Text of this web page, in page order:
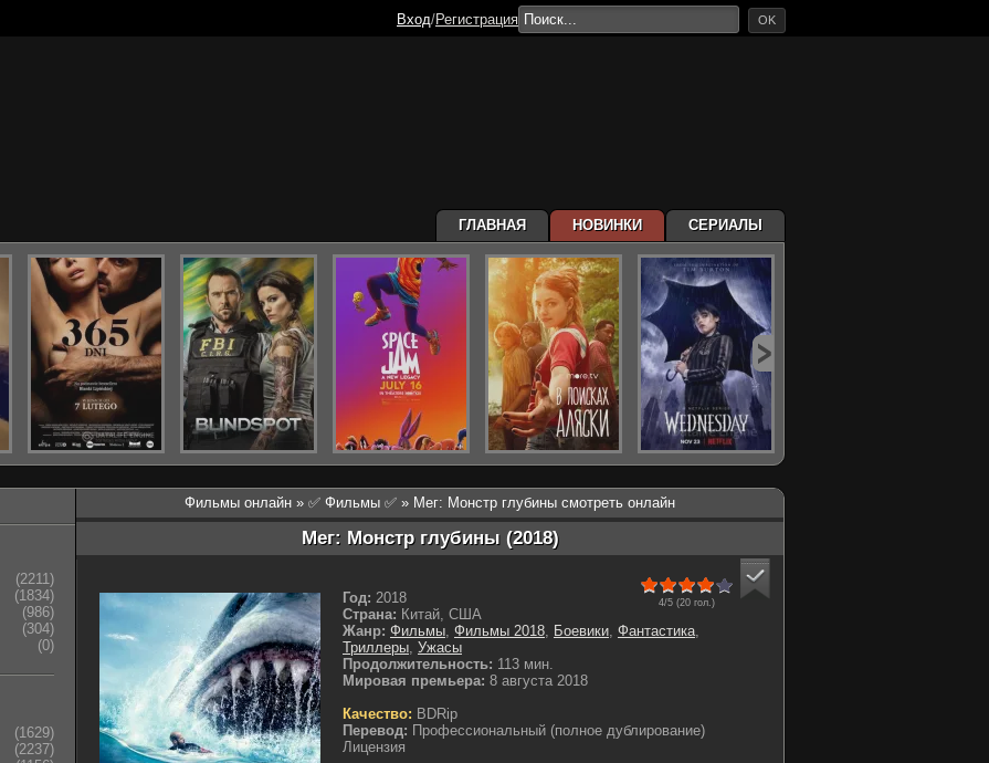
Фильмы онлайн » ✅ Фильмы ✅ » Мег: Монстр глубины смотреть онлайн
Мег: Монстр глубины (2018)
4/5 (20 гол.)
Год: 2018
Страна: Китай, США
Жанр: Фильмы, Фильмы 2018, Боевики, Фантастика,
Триллеры, Ужасы
Продолжительность: 113 мин.
Мировая премьера: 8 августа 2018
Качество: BDRip
Перевод: Профессиональный (полное дублирование)
Лицензия
(2211)
(1834)
(986)
(304)
(0)
(1629)
(2237)
ГЛАВНАЯ НОВИНКИ СЕРИАЛЫ
Вход/Регистрация OK